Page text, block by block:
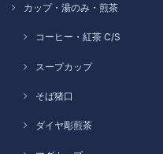
カップ・湯のみ・煎茶
コーヒー・紅茶 C/S
スープカップ
そば猪口
ダイヤ彫煎茶